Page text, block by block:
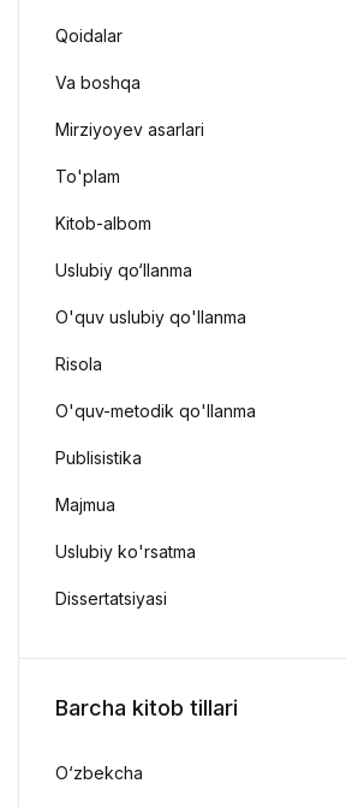
Qoidalar
Va boshqa
Mirziyoyev asarlari
To'plam
Kitob-albom
Uslubiy qo‘llanma
O'quv uslubiy qo'llanma
Risola
O'quv-metodik qo'llanma
Publisistika
Majmua
Uslubiy ko'rsatma
Dissertatsiyasi
Barcha kitob tillari
O‘zbekcha